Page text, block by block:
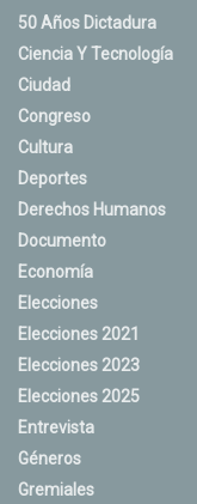
50 Años Dictadura
Ciencia Y Tecnología
Ciudad
Congreso
Cultura
Deportes
Derechos Humanos
Documento
Economía
Elecciones
Elecciones 2021
Elecciones 2023
Elecciones 2025
Entrevista
Géneros
Gremiales